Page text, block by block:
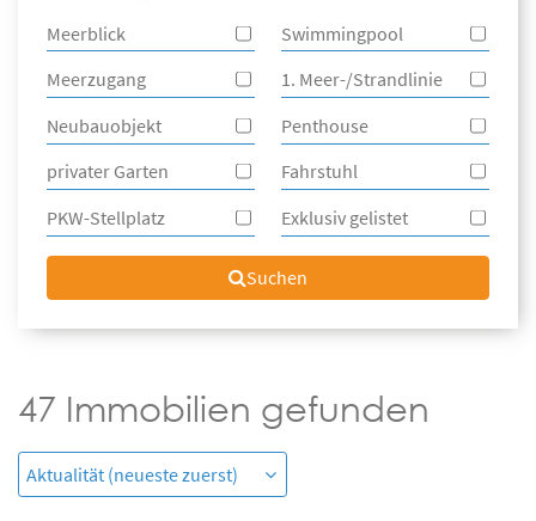
Meerblick
Swimmingpool
Meerzugang
1. Meer-/Strandlinie
Neubauobjekt
Penthouse
privater Garten
Fahrstuhl
PKW-Stellplatz
Exklusiv gelistet
Suchen
47 Immobilien gefunden